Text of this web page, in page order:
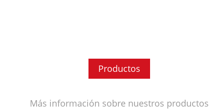
Productos
Más información sobre nuestros productos